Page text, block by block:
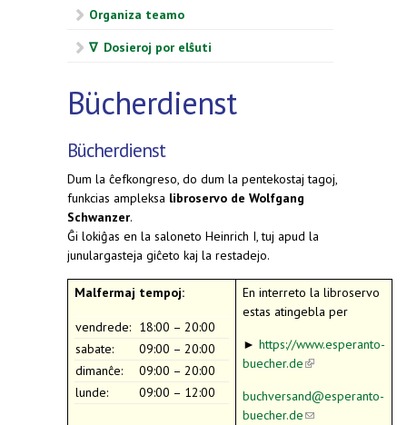
Organiza teamo
∇ Dosieroj por elŝuti
Bücherdienst
Bücherdienst
Dum la ĉefkongreso, do dum la pentekostaj tagoj,
funkcias ampleksa libroservo de Wolfgang
Schwanzer.
Ĝi lokiĝas en la saloneto Heinrich I, tuj apud la
junulargasteja giĉeto kaj la restadejo.
Malfermaj tempoj:
vendrede: 18:00 – 20:00
sabate:
09:00 – 20:00
dimanĉe:
09:00 – 20:00
lunde:
09:00 – 12:00
En interreto la libroservo
estas atingebla per
► https://www.esperanto-
buecher.de(link is
buchversand@esperanto-
buecher.de(link